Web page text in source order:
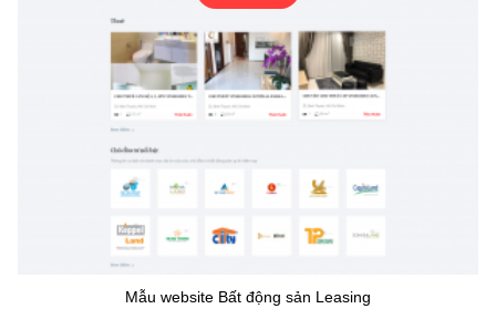
Mẫu website Bất động sản Leasing